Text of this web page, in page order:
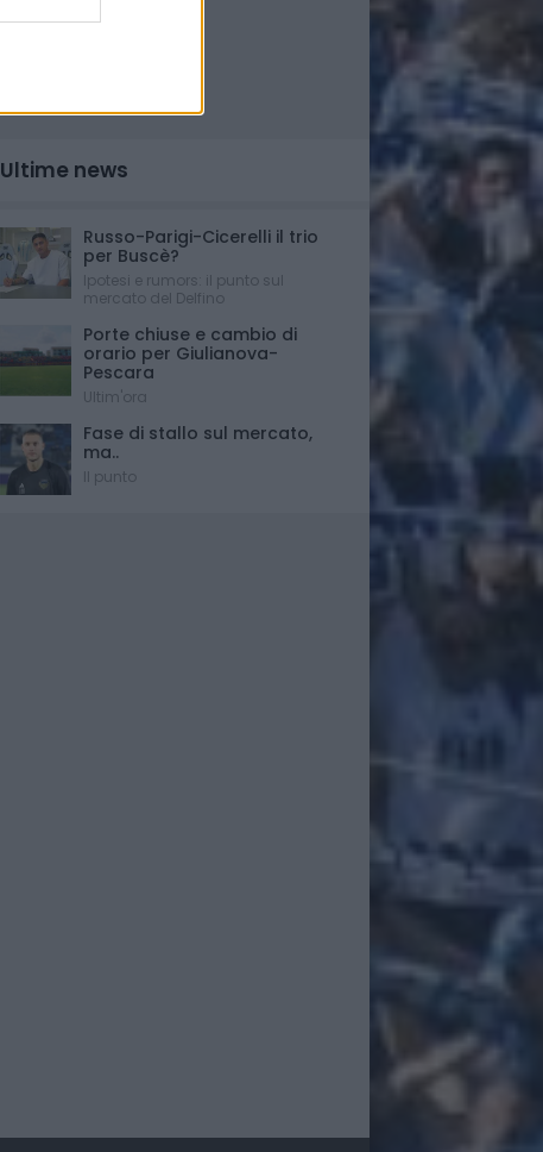
Ultime news
Russo-Parigi-Cicerelli il trio
per Buscè?
Ipotesi e rumors: il punto sul
mercato del Delfino
Porte chiuse e cambio di
orario per Giulianova-
Pescara
Ultim'ora
Fase di stallo sul mercato,
ma..
Il punto